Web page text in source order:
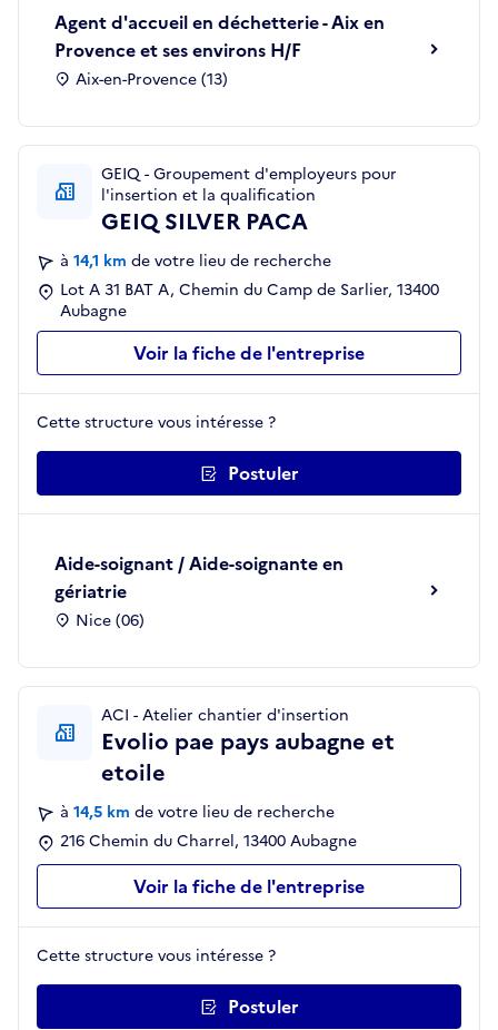
Agent d'accueil en déchetterie - Aix en
Provence et ses environs H/F
Aix-en-Provence (13)
GEIQ - Groupement d'employeurs pour
l'insertion et la qualification
GEIQ SILVER PACA
à 14,1 km de votre lieu de recherche
Lot A 31 BAT A, Chemin du Camp de Sarlier, 13400
Aubagne
Voir la fiche de l'entreprise
Cette structure vous intéresse ?
Postuler
Aide-soignant / Aide-soignante en
gériatrie
Nice (06)
ACI - Atelier chantier d'insertion
Evolio pae pays aubagne et
etoile
à 14,5 km de votre lieu de recherche
216 Chemin du Charrel, 13400 Aubagne
Voir la fiche de l'entreprise
Cette structure vous intéresse ?
Postuler